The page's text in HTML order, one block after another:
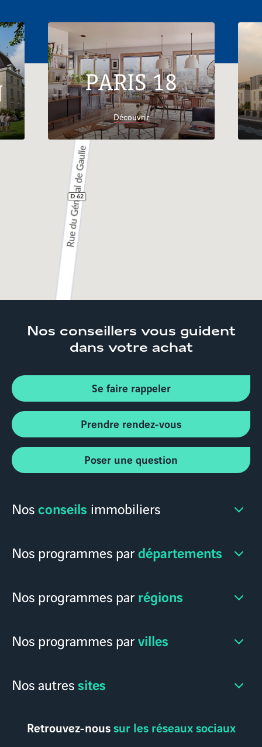
PARIS 18
Découvrir
Trouver son logement
Appartements neufs Phalempin 59133
Nos conseillers vous guident
dans votre achat
Se faire rappeler
Prendre rendez-vous
Poser une question
Nosconseils immobiliers
Nos programmes pardépartements
Nos programmes par régions
Nos programmes parvilles
Nos autressites
Retrouvez-noussur les réseaux sociaux